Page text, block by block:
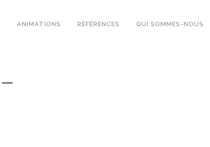
ANIMATIONS RÉFÉRENCES QUI SOMMES-NOUS